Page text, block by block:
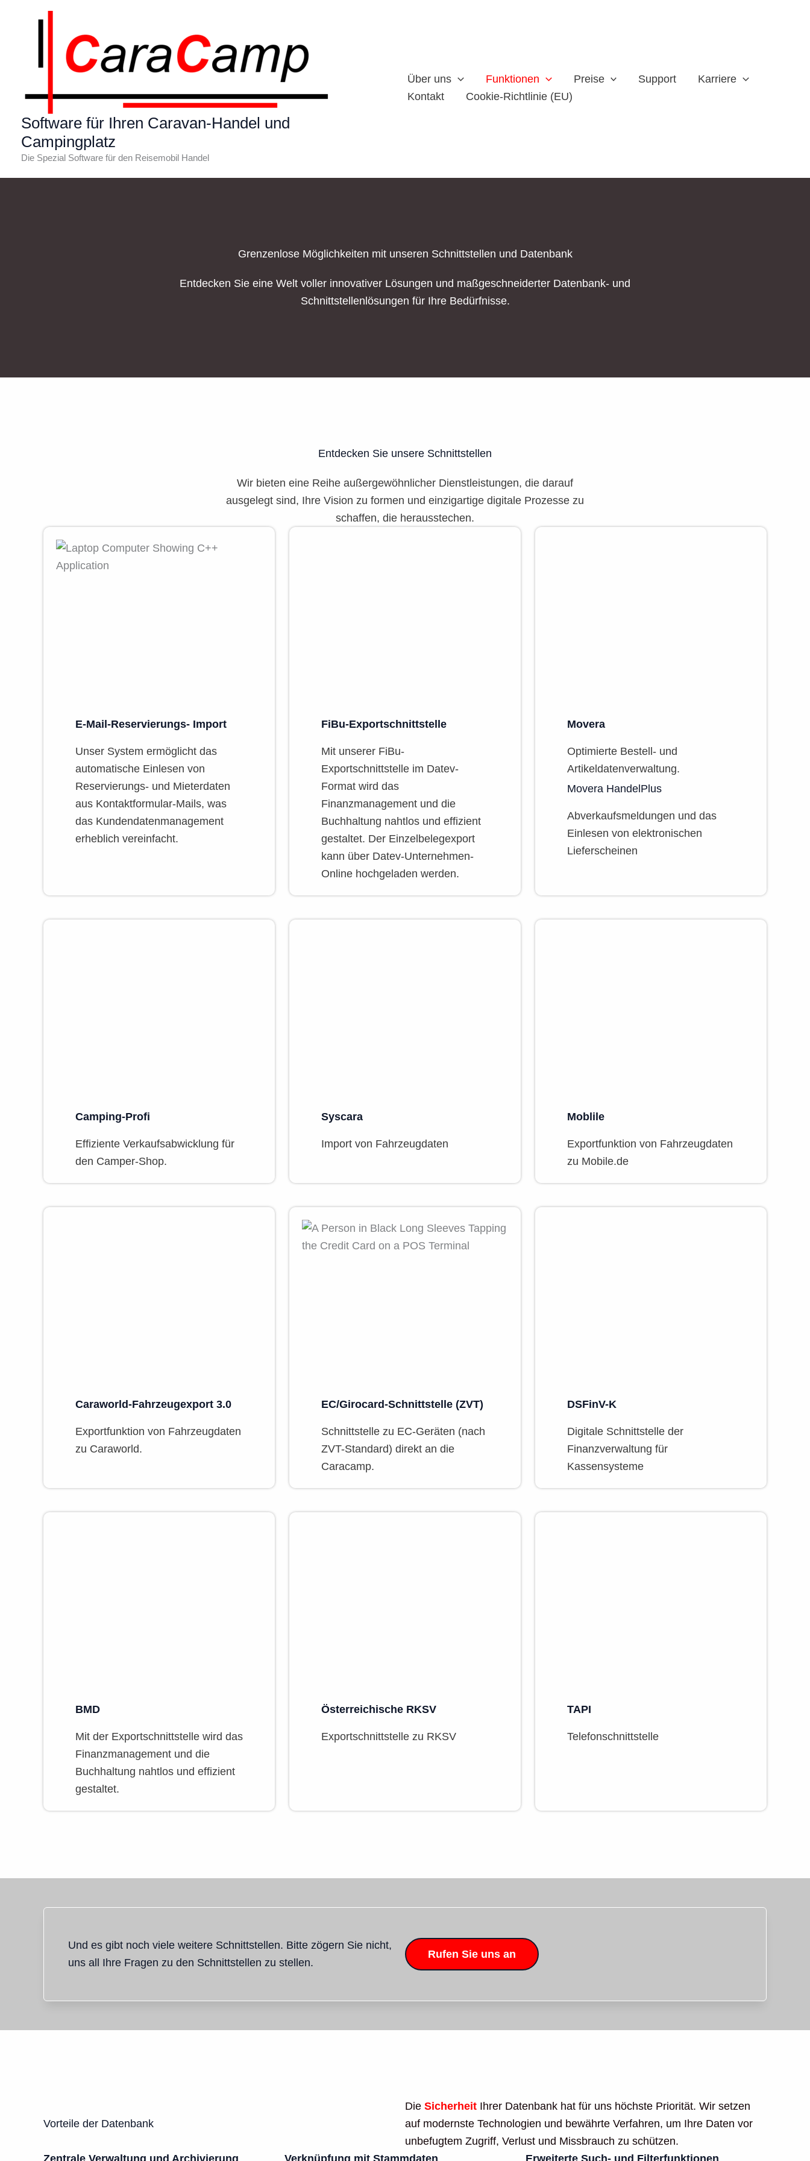
Software für Ihren Caravan-Handel und
Campingplatz
Die Spezial Software für den Reisemobil Handel
Über uns Funktionen Preise Support
Karriere
Kontakt
Cookie-Richtlinie (EU)
Grenzenlose Möglichkeiten mit unseren Schnittstellen und Datenbank
Entdecken Sie eine Welt voller innovativer Lösungen und maßgeschneiderter Datenbank- und
Schnittstellenlösungen für Ihre Bedürfnisse.
Entdecken Sie unsere Schnittstellen
Wir bieten eine Reihe außergewöhnlicher Dienstleistungen, die darauf
ausgelegt sind, Ihre Vision zu formen und einzigartige digitale Prozesse zu
schaffen, die herausstechen.
E-Mail-Reservierungs- Import
Unser System ermöglicht das
automatische Einlesen von
Reservierungs- und Mieterdaten
aus Kontaktformular-Mails, was
das Kundendatenmanagement
erheblich vereinfacht.
FiBu-Exportschnittstelle
Mit unserer FiBu-
Exportschnittstelle im Datev-
Format wird das
Finanzmanagement und die
Buchhaltung nahtlos und effizient
gestaltet. Der Einzelbelegexport
kann über Datev-Unternehmen-
Online hochgeladen werden.
Movera
Optimierte Bestell- und
Artikeldatenverwaltung.
Movera HandelPlus
Abverkaufsmeldungen und das
Einlesen von elektronischen
Lieferscheinen
Camping-Profi
Effiziente Verkaufsabwicklung für
den Camper-Shop.
Syscara
Import von Fahrzeugdaten
Moblile
Exportfunktion von Fahrzeugdaten
zu Mobile.de
Caraworld-Fahrzeugexport 3.0
Exportfunktion von Fahrzeugdaten
zu Caraworld.
EC/Girocard-Schnittstelle (ZVT)
Schnittstelle zu EC-Geräten (nach
ZVT-Standard) direkt an die
Caracamp.
DSFinV-K
Digitale Schnittstelle der
Finanzverwaltung für
Kassensysteme
BMD
Mit der Exportschnittstelle wird das
Finanzmanagement und die
Buchhaltung nahtlos und effizient
gestaltet.
Österreichische RKSV
Exportschnittstelle zu RKSV
TAPI
Telefonschnittstelle
Und es gibt noch viele weitere Schnittstellen. Bitte zögern Sie nicht,
uns all Ihre Fragen zu den Schnittstellen zu stellen.
Rufen Sie uns an
Vorteile der Datenbank
Die Sicherheit Ihrer Datenbank hat für uns höchste Priorität. Wir setzen
auf modernste Technologien und bewährte Verfahren, um Ihre Daten vor
unbefugtem Zugriff, Verlust und Missbrauch zu schützen.
Zentrale Verwaltung und Archivierung
Verknüpfung mit Stammdaten Erweiterte Such- und Filterfunktionen